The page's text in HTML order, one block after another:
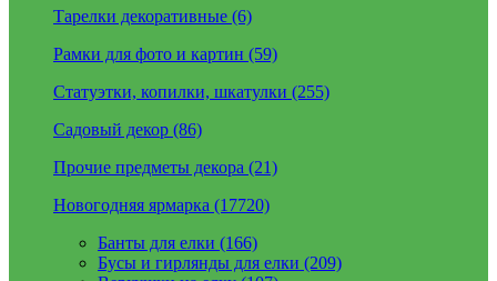
Тарелки декоративные (6)
Рамки для фото и картин (59)
Статуэтки, копилки, шкатулки (255)
Садовый декор (86)
Прочие предметы декора (21)
Новогодняя ярмарка (17720)
Банты для елки (166)
Бусы и гирлянды для елки (209)